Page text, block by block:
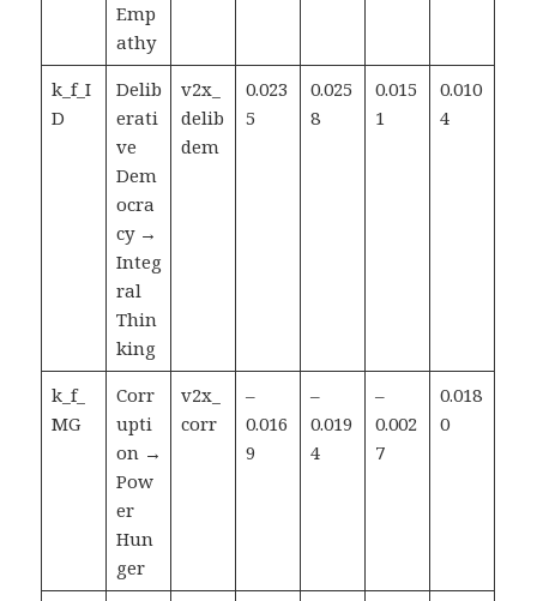
Emp
athy
k_f_I
D
Delib
erati
ve
Dem
ocra
cy →
Integ
ral
Thin
king
v2x_
delib
dem
0.023
5
0.025
8
0.015
1
0.010
4
k_f_
MG
Corr
upti
on →
Pow
er
Hun
ger
v2x_
corr
–
0.016
9
–
0.019
4
–
0.002
7
0.018
0